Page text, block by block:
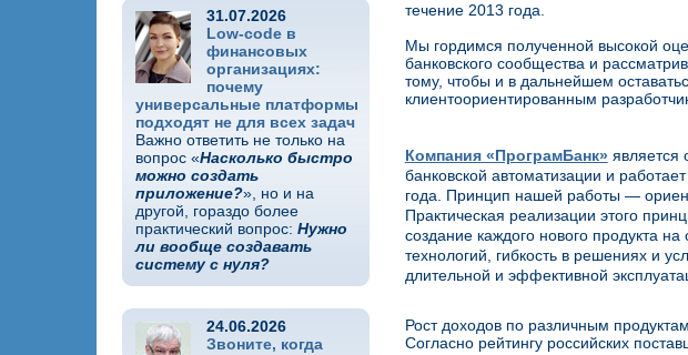
31.07.2026
Low-code в
финансовых
организациях:
почему
универсальные платформы
подходят не для всех задач
Важно ответить не только на
вопрос «Насколько быстро
можно создать
приложение?», но и на
другой, гораздо более
практический вопрос:Нужно
ли вообще создавать
систему с нуля?
24.06.2026
Звоните, когда
течение 2013 года.
Мы гордимся полученной высокой
банковского сообщества и
тому, чтобы и в дальнейшем
клиентоориентированным
Компания «ПрограмБанк»является
банковской автоматизации и
года. Принцип нашей работы —
Практическая реализации этого
создание каждого нового продукта
технологий, гибкость в решениях и
длительной и эффективной
Рост доходов по различным
Согласно рейтингу российских